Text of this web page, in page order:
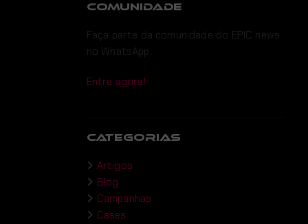
COMUNIDADE
Faça parte da comunidade do EPIC news
no WhatsApp.
Entre agora!
CATEGORIAS
Artigos
Blog
Campanhas
Cases